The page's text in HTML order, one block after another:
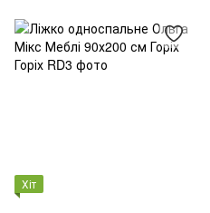
Хіт